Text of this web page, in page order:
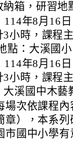
納箱，研習地
114年8月16
3小時，課程
點：大溪國
114年8月16
3小時，課程
溪國中木藝
場次依課程
章），本系
市國中小學